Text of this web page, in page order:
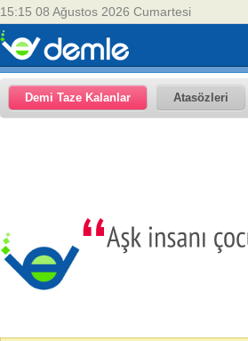
15:15 08 Ağustos 2026 Cumartesi
Demi Taze Kalanlar Atasözleri